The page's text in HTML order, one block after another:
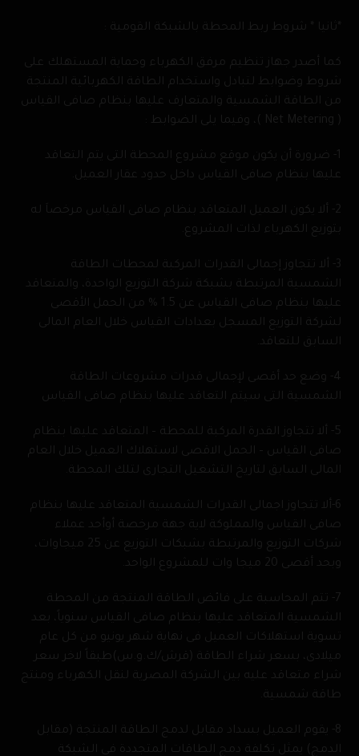
*ثانيا * شروط ربط المحطة بالشبكة القومية :
كما أصدر جهاز تنظيم مرفق الكهرباء وحماية المستهلك على
شروط وضوابط لتبادل واستخدام الطاقة الكهربائية المنتجة
من الطاقة الشمسية والمتعارف عليها بنظام صافى القياس
( Net Metering )، وفيما يلى الضوابط :
1- ضرورة أن يكون موقع مشروع المحطة التى يتم التعاقد
عليها بنظام صافى القياس داخل حدود عقار العميل.
2- ألا يكون العميل المتعاقد بنظام صافى القياس مرخصاَ له
بتوزيع الكهرباء لذات المشروع.
3- ألا تتجاوز إجمالى القدرات المركبة لمحطات الطاقة
الشمسية المرتبطة بشبكة شركة التوزيع الواحدة، والمتعاقد
عليها بنظام صافى القياس عن 1.5 % من الحمل الأقصى
لشركة التوزيع المسجل بعدادات القياس خلال العام المالى
السابق للتعاقد.
4- وضع حد أقصى لإجمالى قدرات مشروعات الطاقة
الشمسية التى سيتم التعاقد عليها بنظام صافى القياس
5- ألا تتجاوز القدرة المركبة للمحطة – المتعاقد عليها بنظام
صافى القياس – الحمل الاقصى لاستهلاك العميل خلال العام
المالى السابق لتاريخ التشغيل التجارى لتلك المحطة.
6-ألا تتجاوز اجمالى القدرات الشمسية المتعاقد عليها بنظام
صافى القياس والمملوكة لاية جهة مرخصة أوأحد عملاء
شركات التوزيع والمرتبطة بشبكات التوزيع عن 25 ميجاوات،
وبحد أقصى 20 ميجا وات للمشروع الواحد.
7- تتم المحاسبة على فائض الطاقة المنتجة من المحطة
الشمسية المتعاقد عليها بنظام صافى القياس سنوياً، بعد
تسوية استهلاكات العميل فى نهاية شهر يونيو من كل عام
ميلادى، بسعر شراء الطاقة (قرش/ك.و.س)طبقاً لاخر سعر
شراء متعاقد عليه بين الشركة المصرية لنقل الكهرباء ومنتج
طاقة شمسية.
8- يقوم العميل بسداد مقابل لدمج الطاقة المنتجة (مقابل
الدمج) يمثل تكلفة دمج الطاقات المتجددة فى الشبكة